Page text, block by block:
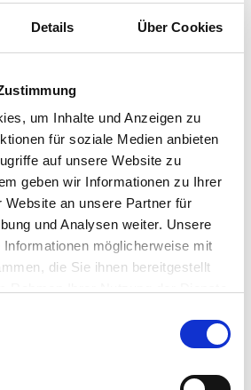
Details Über Cookies
um Inhalte und Anzeigen zu
für soziale Medien anbieten
auf unsere Website zu
geben wir Informationen zu Ihrer
Website an unsere Partner für
und Analysen weiter. Unsere
möglicherweise mit
die Sie ihnen bereitgestellt
Werkstr. 8
59494 Soest
zum Anbieter